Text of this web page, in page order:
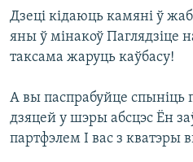
Дзецi кiдаюць камянi ў
яны ў мiнакоў Паглядзiце
таксама жаруць каўбасу!
А вы паспрабуйце спынiць
дзяцей у шэры абсцэс Ён
партфэлем I вас з кватэры